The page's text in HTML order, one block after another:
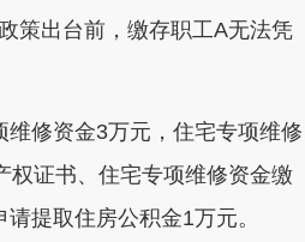
策出台前，缴存职工A无法凭
修资金3万元，住宅专项维修
权证书、住宅专项维修资金缴
提取住房公积金1万元。